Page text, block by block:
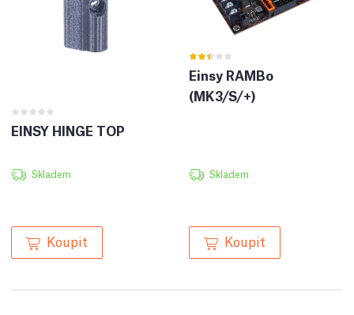
EINSY HINGE TOP
Skladem
Koupit
Einsy RAMBo
(MK3/S/+)
Skladem
Koupit